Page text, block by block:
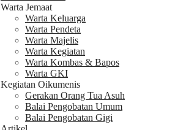
Warta Jemaat
Warta Keluarga
Warta Pendeta
Warta Majelis
Warta Kegiatan
Warta Kombas & Bapos
Warta GKI
Kegiatan Oikumenis
Gerakan Orang Tua Asuh
Balai Pengobatan Umum
Balai Pengobatan Gigi